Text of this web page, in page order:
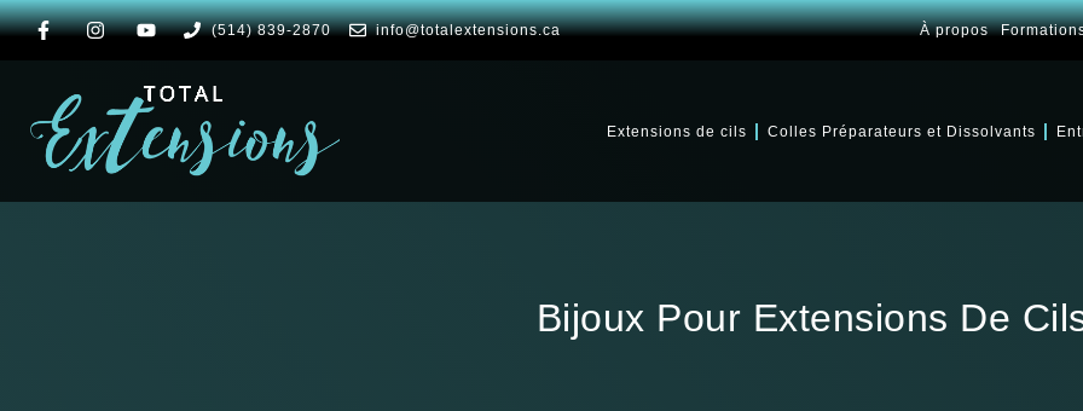
(514) 839-2870 info@totalextensions.ca À propos
Extensions de cils Colles Préparateurs et Dissolvants
Bijoux Pour Extensions De